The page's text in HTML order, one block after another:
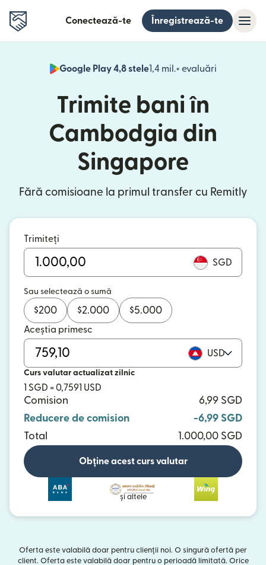
Conectează-te Înregistrează-te
Google Play 4,8 stele1,4 mil.+ evaluări
(se
Trimite bani în
Cambodgia din
Singapore
Fără comisioane la primul transfer cu Remitly
Trimiteți
SGD
Sau selectează o sumă
$200 $2.000 $5.000
Aceștia primesc
USD
Curs valutar actualizat zilnic
1 SGD = 0,7591 USD
Comision
6,99 SGD
Reducere de comision
-6,99 SGD
Total
1.000,00 SGD
Obține acest curs valutar
și altele
Oferta este valabilă doar pentru clienții noi. O singură ofertă per
client. Oferta este valabilă doar pentru o perioadă limitată. Orice